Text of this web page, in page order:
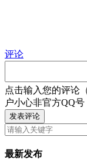
评论
点击输入您的评论
户小心非官方QQ号
发表评论
最新发布